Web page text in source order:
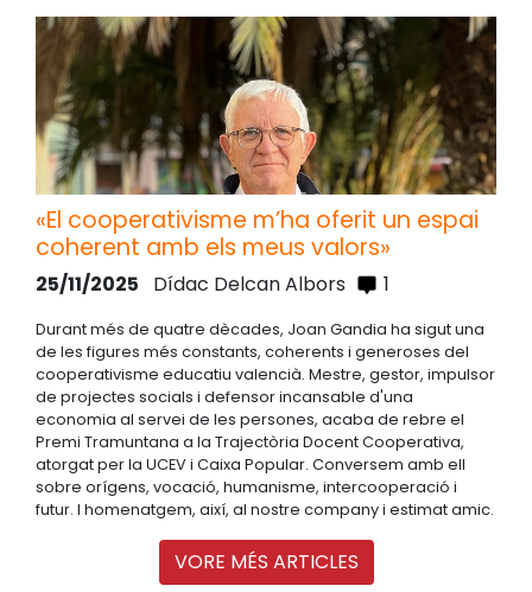
«El cooperativisme m’ha oferit un espai
coherent amb els meus valors»
25/11/2025 Dídac Delcan Albors 1
Durant més de quatre dècades, Joan Gandia ha sigut una
de les figures més constants, coherents i generoses del
cooperativisme educatiu valencià. Mestre, gestor, impulsor
de projectes socials i defensor incansable d'una
economia al servei de les persones, acaba de rebre el
Premi Tramuntana a la Trajectòria Docent Cooperativa,
atorgat per la UCEV i Caixa Popular. Conversem amb ell
sobre orígens, vocació, humanisme, intercooperació i
futur. I homenatgem, així, al nostre company i estimat amic.
VORE MÉS ARTICLES